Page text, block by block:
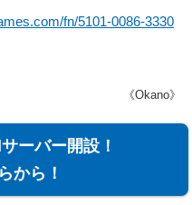
fn/5101-0086-3330
《Okano》
ーバー開設！
から！